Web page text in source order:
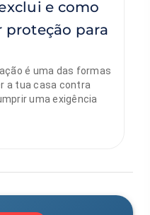
e como
proteção para
é uma das formas
a tua casa contra
uma exigência